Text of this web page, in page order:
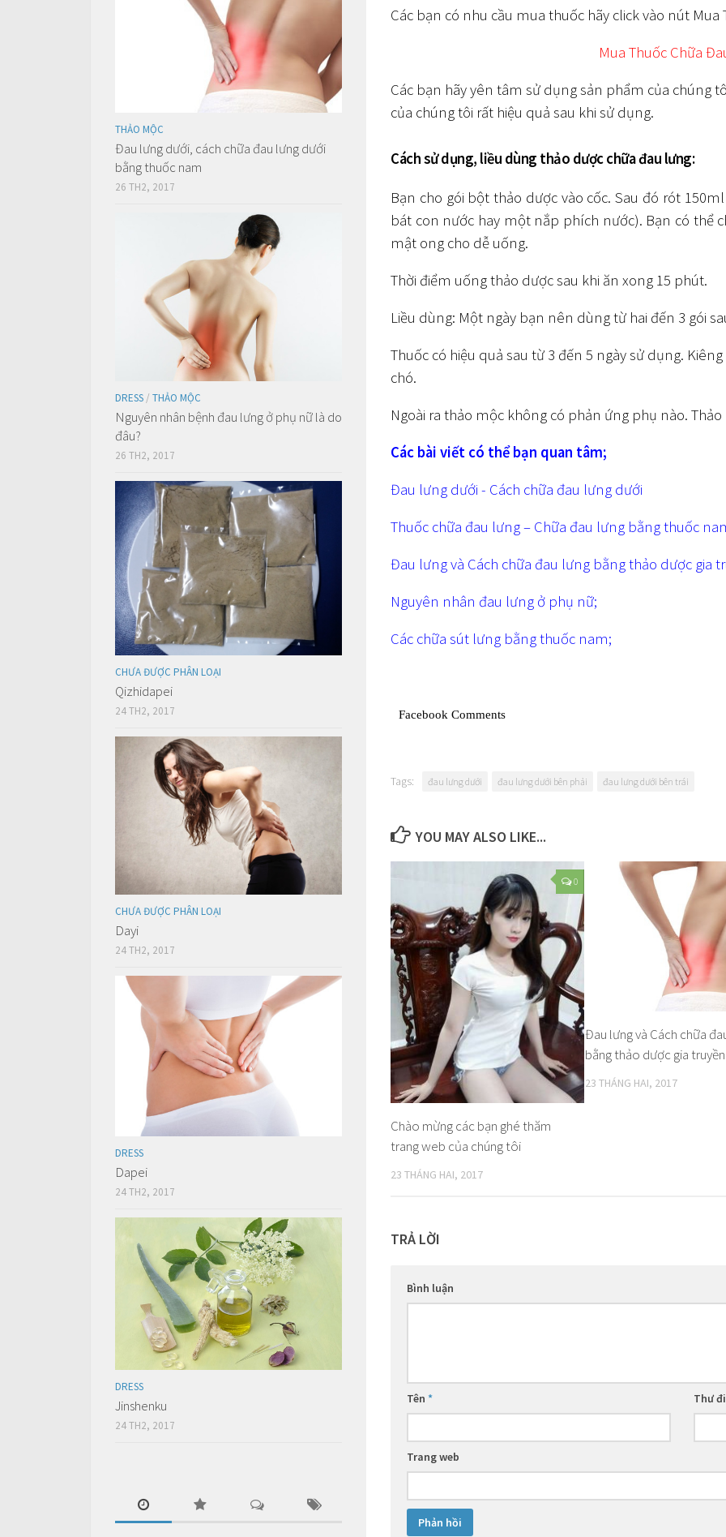
Các bạn có nhu cầu mua thuốc hãy click vào nút Mua
Mua Thuốc Chữa
Các bạn hãy yên tâm sử dụng sản phẩm của chúng
của chúng tôi rất hiệu quả sau khi sử dụng.
Cách sử dụng, liều dùng thảo dược chữa đau lưng:
Bạn cho gói bột thảo dược vào cốc. Sau đó rót
bát con nước hay một nắp phích nước). Bạn có
mật ong cho dễ uống.
Thời điểm uống thảo dược sau khi ăn xong 15 phút.
Liều dùng: Một ngày bạn nên dùng từ hai đến 3 gói
Thuốc có hiệu quả sau từ 3 đến 5 ngày sử dụng.
chó.
Ngoài ra thảo mộc không có phản ứng phụ nào.
Các bài viết có thể bạn quan tâm;
Đau lưng dưới - Cách chữa đau lưng dưới
Thuốc chữa đau lưng – Chữa đau lưng bằng thuốc
Đau lưng và Cách chữa đau lưng bằng thảo dược gia
Nguyên nhân đau lưng ở phụ nữ;
Các chữa sút lưng bằng thuốc nam;
Facebook Comments
Tags: đau lưng dưới đau lưng dưới bên phải đau lưng dưới bên trái
YOU MAY ALSO LIKE...
0
Chào mừng các bạn ghé thăm
trang web của chúng tôi
23 THÁNG HAI, 2017
Đau lưng và Cách chữa
bằng thảo dược gia truyền
23 THÁNG HAI, 2017
TRẢ LỜI
Bình luận
Tên * Thư
Trang web
THẢO MỘC
Đau lưng dưới, cách chữa đau lưng dưới
bằng thuốc nam
26 TH2, 2017
DRESS / THẢO MỘC
Nguyên nhân bệnh đau lưng ở phụ nữ là do
đâu?
26 TH2, 2017
CHƯA ĐƯỢC PHÂN LOẠI
Qizhidapei
24 TH2, 2017
CHƯA ĐƯỢC PHÂN LOẠI
Dayi
24 TH2, 2017
DRESS
Dapei
24 TH2, 2017
DRESS
Jinshenku
24 TH2, 2017